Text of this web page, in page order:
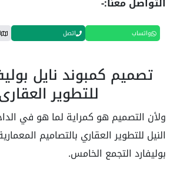
واتساب اتصل
تصميم كمبوند نايل
للتطوير
ولأن التصميم هو كمراية لما هو في
النيل للتطوير العقاري بالتصاميم
بوليفارد التجمع الخامس.